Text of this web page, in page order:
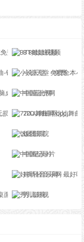
BT8姐姐视频
小说天堂 - 免费全本小说,TXT小说下载网
中国蓝光网
72DJ舞曲网,dj,dj舞曲
饭团影院
中国纪录片
好听轻音乐网 - 最好听的轻音乐分享、试听、欣赏、下载、推荐、排行
秀儿影视